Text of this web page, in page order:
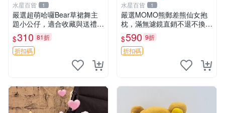
水星百貨 1
嚴選超萌哈囉Bear草裙舞主
題小公仔，適合收藏與送禮 1
00 克 哈囉Bear 草裙舞
$310 81折
折扣碼
水星百貨 1
嚴選MOMO熊郵差熊仙女抱
枕，滿無濾鏡直銷不退不換
經典造型可愛必備 紅薯啵啵
間抱枕 抱枕 時尚
$590 9折
折扣碼